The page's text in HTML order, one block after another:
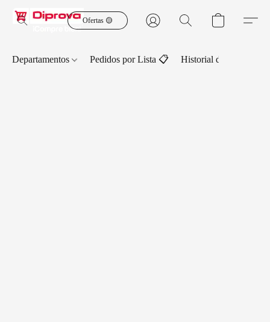
Ofertas 🟡
Departamentos Pedidos por Lista 📋 Historial de Pedidos